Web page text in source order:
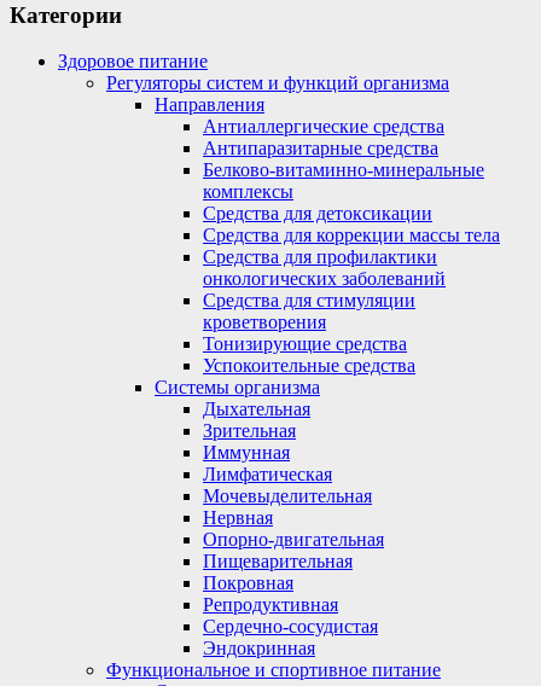
Категории
Здоровое питание
Регуляторы систем и функций организма
Направления
Антиаллергические средства
Антипаразитарные средства
Белково-витаминно-минеральные
комплексы
Средства для детоксикации
Средства для коррекции массы тела
Средства для профилактики
онкологических заболеваний
Средства для стимуляции
кроветворения
Тонизирующие средства
Успокоительные средства
Системы организма
Дыхательная
Зрительная
Иммунная
Лимфатическая
Мочевыделительная
Нервная
Опорно-двигательная
Пищеварительная
Покровная
Репродуктивная
Сердечно-сосудистая
Эндокринная
Функциональное и спортивное питание